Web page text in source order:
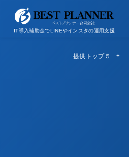
IT導入補助金でLINEやインスタの運用支援
提供トップ５
Top5